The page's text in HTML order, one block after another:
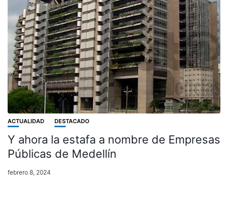
ACTUALIDAD DESTACADO
Y ahora la estafa a nombre de Empresas
Públicas de Medellín
febrero 8, 2024